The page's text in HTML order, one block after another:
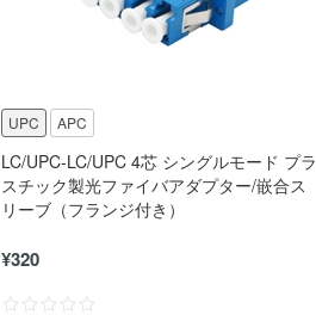
UPC APC
LC/UPC-LC/UPC 4芯 シングルモード プラ
スチック製光ファイバアダプター/嵌合ス
リーブ（フランジ付き）
¥320